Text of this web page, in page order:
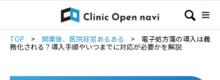
TOP > 開業後、医院経営あるある >
電子処方箋の導入は義
務化される？導入手順やいつまでに対応が必要かを解説